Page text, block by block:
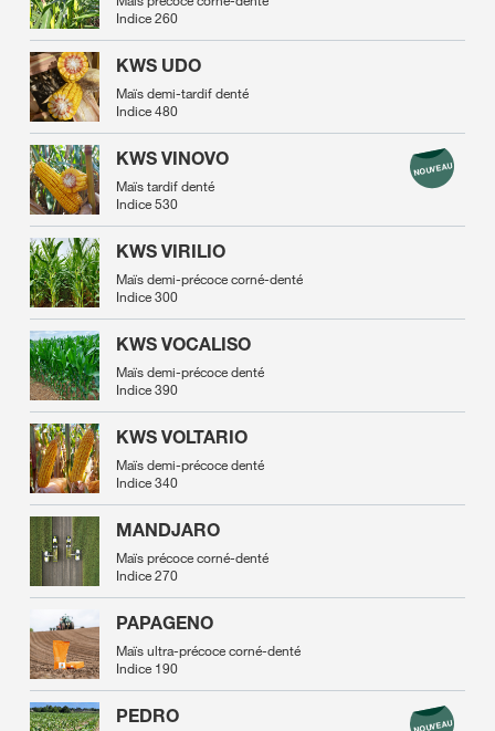
Indice 260
KWS UDO
Maïs demi-tardif denté
Indice 480
KWS VINOVO
Maïs tardif denté
Indice 530
KWS VIRILIO
Maïs demi-précoce corné-denté
Indice 300
KWS VOCALISO
Maïs demi-précoce denté
Indice 390
KWS VOLTARIO
Maïs demi-précoce denté
Indice 340
MANDJARO
Maïs précoce corné-denté
Indice 270
PAPAGENO
Maïs ultra-précoce corné-denté
Indice 190
PEDRO